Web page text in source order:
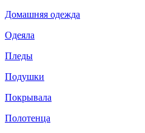
Домашняя одежда
Одеяла
Пледы
Подушки
Покрывала
Полотенца